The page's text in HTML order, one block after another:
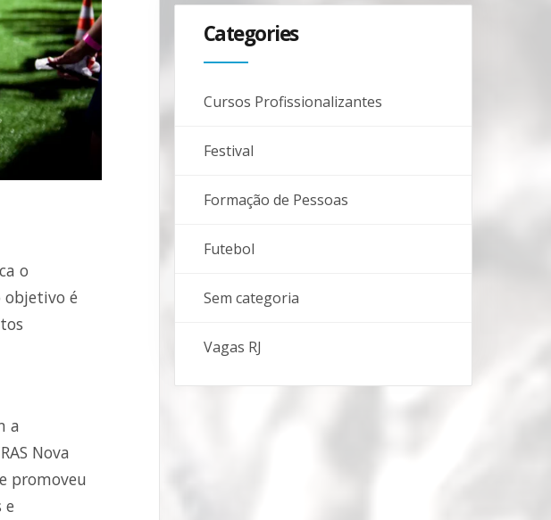
o
objetivo é
a
Nova
promoveu
e
Categories
Cursos Profissionalizantes
Festival
Formação de Pessoas
Futebol
Sem categoria
Vagas RJ